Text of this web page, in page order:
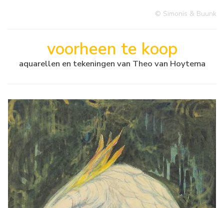
© Simonis & Buunk
voorheen te koop
aquarellen en tekeningen van Theo van Hoytema